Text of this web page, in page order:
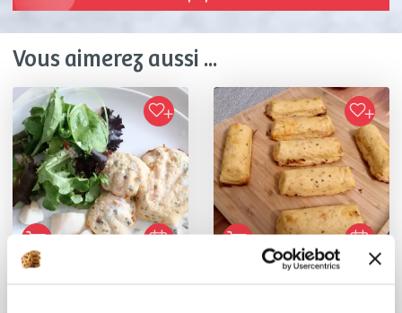
Vous aimerez aussi ...